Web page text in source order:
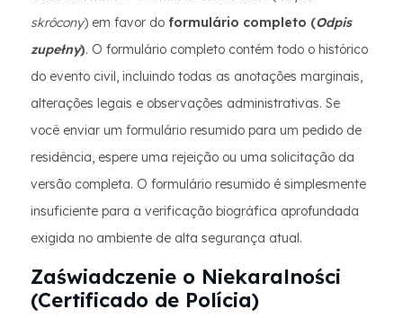
skrócony) em favor do formulário completo (Odpis
zupełny). O formulário completo contém todo o histórico
do evento civil, incluindo todas as anotações marginais,
alterações legais e observações administrativas. Se
você enviar um formulário resumido para um pedido de
residência, espere uma rejeição ou uma solicitação da
versão completa. O formulário resumido é simplesmente
insuficiente para a verificação biográfica aprofundada
exigida no ambiente de alta segurança atual.
Zaświadczenie o Niekaralności
(Certificado de Polícia)